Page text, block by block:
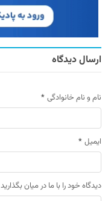
ارسال دیدگاه
نام و نام خانوادگی *
ایمیل *
دیدگاه خود را با ما در میان بگذارید